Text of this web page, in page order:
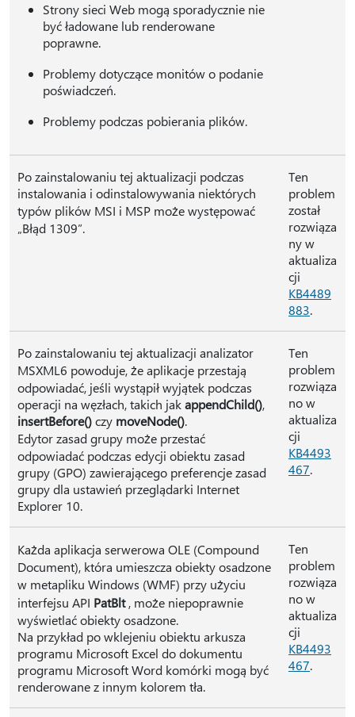
Strony sieci Web mogą sporadycznie nie
być ładowane lub renderowane
poprawne.
Problemy dotyczące monitów o podanie
poświadczeń.
Problemy podczas pobierania plików.
Po zainstalowaniu tej aktualizacji podczas
instalowania i odinstalowywania niektórych
typów plików MSI i MSP może występować
„Błąd 1309”.
Ten
problem
został
rozwiąza
ny w
aktualiza
cji
KB4489
883.
Po zainstalowaniu tej aktualizacji analizator
MSXML6 powoduje, że aplikacje przestają
odpowiadać, jeśli wystąpił wyjątek podczas
operacji na węzłach, takich jakappendChild(),
insertBefore()czy moveNode().
Edytor zasad grupy może przestać
odpowiadać podczas edycji obiektu zasad
grupy (GPO) zawierającego preferencje zasad
grupy dla ustawień przeglądarki Internet
Explorer 10.
Ten
problem
rozwiąza
no w
aktualiza
cji
KB4493
467.
Każda aplikacja serwerowa OLE (Compound
Document), która umieszcza obiekty osadzone
w metapliku Windows (WMF) przy użyciu
interfejsu API PatBlt, może niepoprawnie
wyświetlać obiekty osadzone.
Na przykład po wklejeniu obiektu arkusza
programu Microsoft Excel do dokumentu
programu Microsoft Word komórki mogą być
renderowane z innym kolorem tła.
Ten
problem
rozwiąza
no w
aktualiza
cji
KB4493
467.